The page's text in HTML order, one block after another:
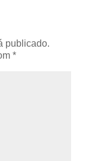
publicado.
*